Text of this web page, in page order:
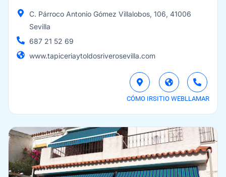
C. Párroco Antonio Gómez Villalobos, 106, 41006
Sevilla
687 21 52 69
www.tapiceriaytoldosriverosevilla.com
CÓMO IRSITIO WEBLLAMAR